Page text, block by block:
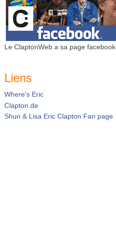
Le ClaptonWeb a sa page facebook
Liens
Where's Eric
Clapton.de
Shun & Lisa Eric Clapton Fan page